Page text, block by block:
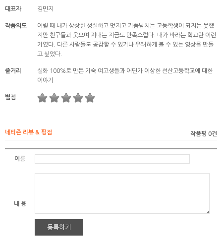
대표자 김민지
작품의도
어릴 때 내가 상상한 성실하고 멋지고 기품넘치는 고등학생이 되지는 못했
지만 친구들과 웃으며 지내는 지금도 만족스럽다. 내가 바라는 학교란 이런
거였다. 다른 사람들도 공감할 수 있거나 유쾌하게 볼 수 있는 영상을 만들
고 싶었다.
줄거리
실화 100%로 만든 기숙 여고생들과 어딘가 이상한 선산고등학교에 대한
이야기
별점
네티즌 리뷰 & 평점 작품평 0건
이름
내 용
등록하기